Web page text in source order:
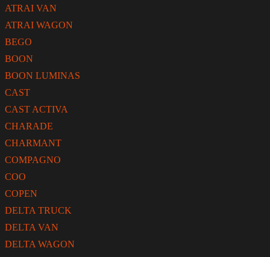
ATRAI VAN
ATRAI WAGON
BEGO
BOON
BOON LUMINAS
CAST
CAST ACTIVA
CHARADE
CHARMANT
COMPAGNO
COO
COPEN
DELTA TRUCK
DELTA VAN
DELTA WAGON